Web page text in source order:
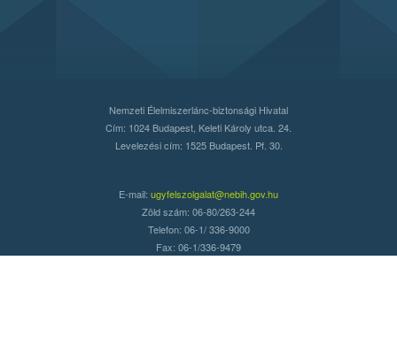
Nemzeti Élelmiszerlánc-biztonsági Hivatal
Cím: 1024 Budapest, Keleti Károly utca. 24.
Levelezési cím: 1525 Budapest. Pf. 30.
E-mail: ugyfelszolgalat@nebih.gov.hu
Zöld szám: 06-80/263-244
Telefon: 06-1/ 336-9000
Fax: 06-1/336-9479